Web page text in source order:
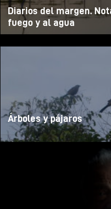
Diarios del margen.
fuego y al agua
Árboles y pájaros